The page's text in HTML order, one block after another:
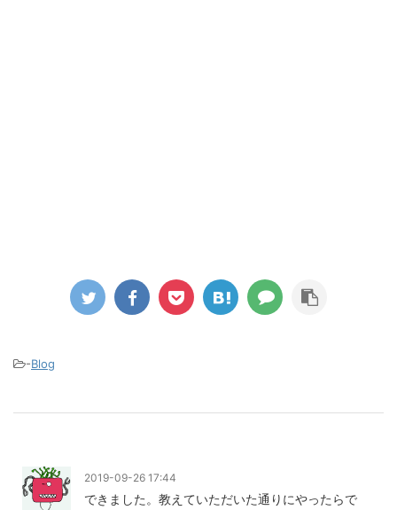
-Blog
2019-09-26 17:44
できました。教えていただいた通りにやったらで